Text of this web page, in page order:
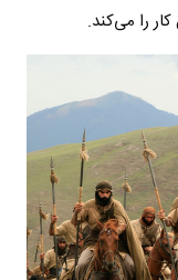
را می‌کند.